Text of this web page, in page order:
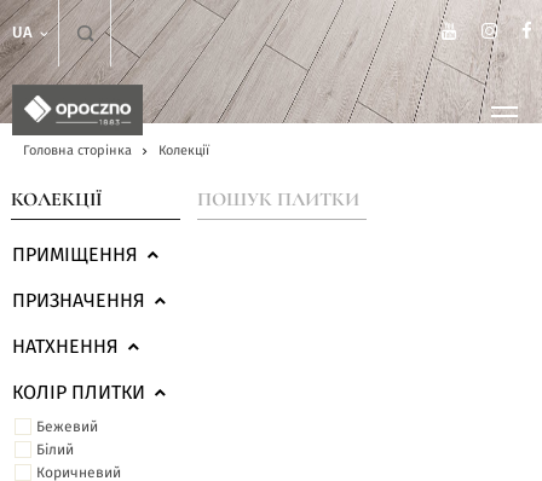
UA
Головна сторінка Колекції
КОЛЕКЦІЇ ПОШУК ПЛИТКИ
ПРИМІЩЕННЯ
ПРИЗНАЧЕННЯ
НАТХНЕННЯ
КОЛІР ПЛИТКИ
Бежевий
Білий
Коричневий